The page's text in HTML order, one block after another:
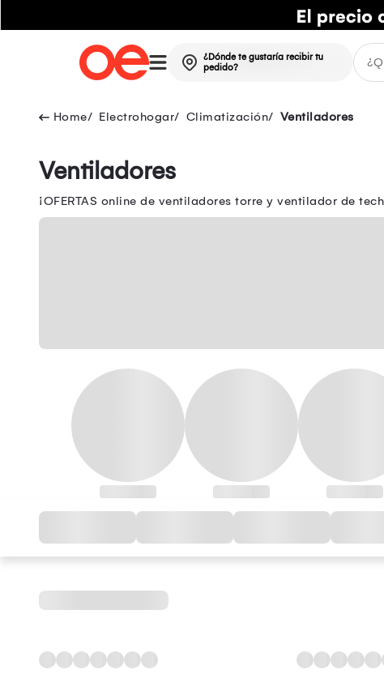
¿Dónde te gustaría recibir tu
pedido?
Electrohogar Climatización Ventiladores
Ventiladores
¡OFERTAS online de ventiladores torre y ventilador de